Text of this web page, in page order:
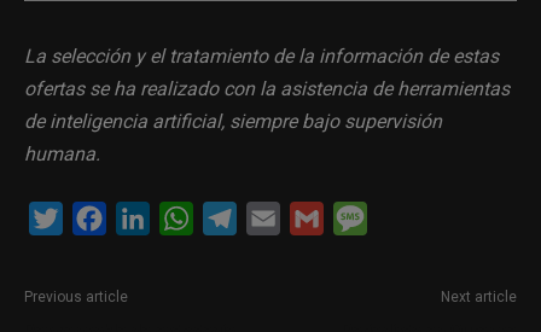
La selección y el tratamiento de la información de estas
ofertas se ha realizado con la asistencia de herramientas
de inteligencia artificial, siempre bajo supervisión
humana.
Twitter FacebookLinkedInWhatsAppTelegram
Email Gmail
Previous article Next article